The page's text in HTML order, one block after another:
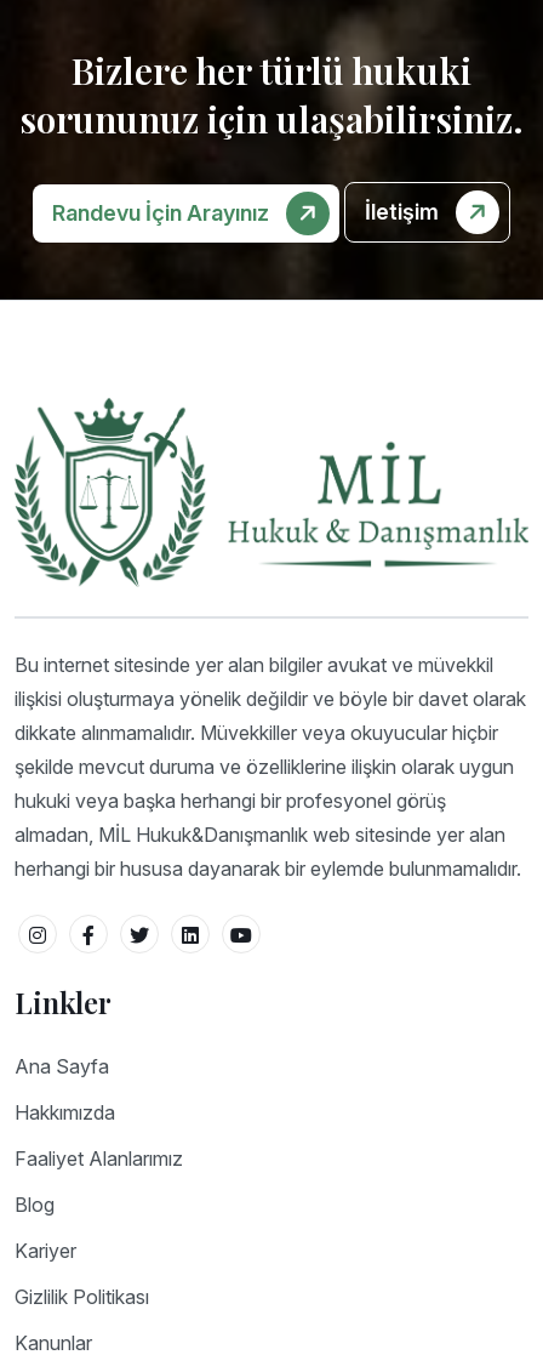
Bizlere her türlü hukuki
sorununuz için ulaşabilirsiniz.
Randevu İçin Arayınız İletişim
Bu internet sitesinde yer alan bilgiler avukat ve müvekkil
ilişkisi oluşturmaya yönelik değildir ve böyle bir davet olarak
dikkate alınmamalıdır. Müvekkiller veya okuyucular hiçbir
şekilde mevcut duruma ve özelliklerine ilişkin olarak uygun
hukuki veya başka herhangi bir profesyonel görüş
almadan, MİL Hukuk&Danışmanlık web sitesinde yer alan
herhangi bir hususa dayanarak bir eylemde bulunmamalıdır.
Linkler
Ana Sayfa
Hakkımızda
Faaliyet Alanlarımız
Blog
Kariyer
Gizlilik Politikası
Kanunlar